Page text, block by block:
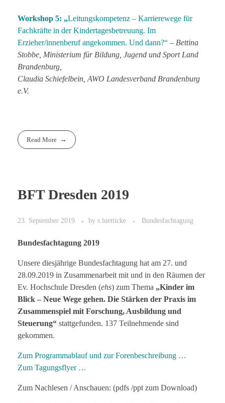
Workshop 5: „Leitungskompetenz – Karrierewege für
Fachkräfte in der Kindertagesbetreuung. Im
Erzieher/innenberuf angekommen. Und dann?“ – Bettina
Stobbe, Ministerium für Bildung, Jugend und Sport Land
Brandenburg,
Claudia Schiefelbein, AWO Landesverband Brandenburg
e.V.
Read More
BFT Dresden 2019
23. September 2019 by s.luetticke Bundesfachtagung
Bundesfachtagung 2019
Unsere diesjährige Bundesfachtagung hat am 27. und
28.09.2019 in Zusammenarbeit mit und in den Räumen der
Ev. Hochschule Dresden (ehs) zum Thema „Kinder im
Blick – Neue Wege gehen. Die Stärken der Praxis im
Zusammenspiel mit Forschung, Ausbildung und
Steuerung“ stattgefunden. 137 Teilnehmende sind
gekommen.
Zum Programmablauf und zur Forenbeschreibung …
Zum Tagungsflyer …
Zum Nachlesen / Anschauen: (pdfs /ppt zum Download)